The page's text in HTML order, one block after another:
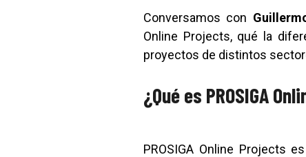
Conversamos con
Online Projects, qué la
proyectos de distintos
¿Qué es PROSIGA
PROSIGA Online Projects